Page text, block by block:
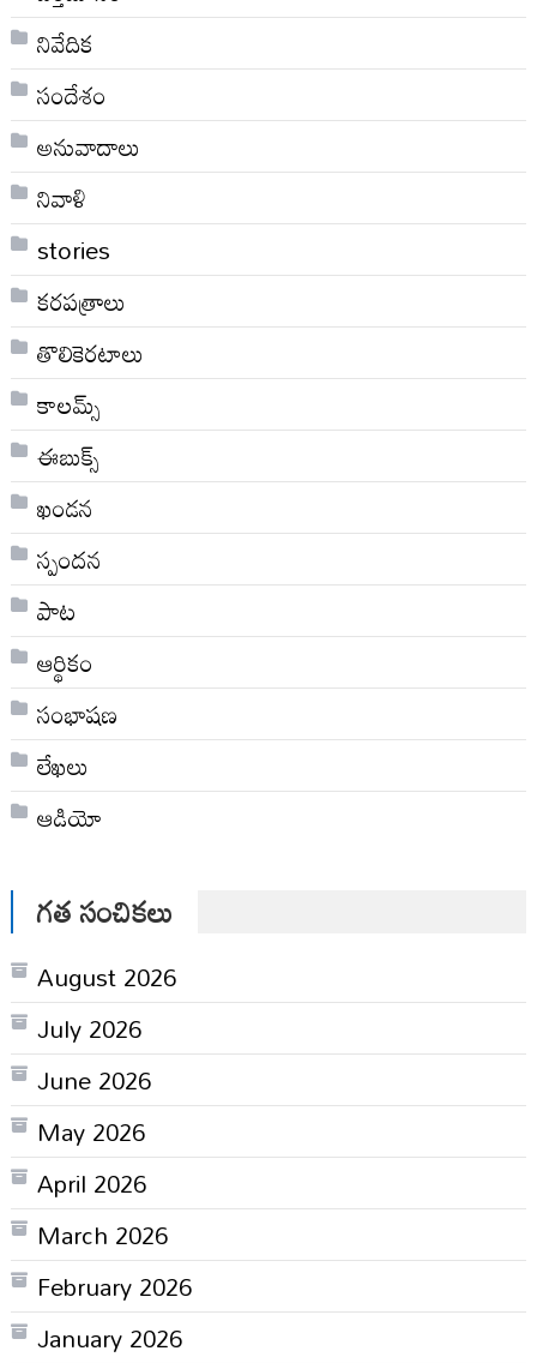
నివేదిక
సందేశం
అనువాదాలు
నివాళి
stories
కరపత్రాలు
తొలికెరటాలు
కాలమ్స్
ఈబుక్స్
ఖండన
స్పందన
పాట
ఆర్థికం
సంభాషణ
లేఖలు
ఆడియో
గత సంచికలు
August 2026
July 2026
June 2026
May 2026
April 2026
March 2026
February 2026
January 2026